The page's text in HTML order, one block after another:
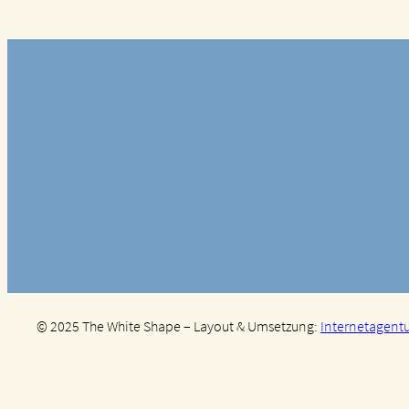
© 2025 The White Shape – Layout & Umsetzung: